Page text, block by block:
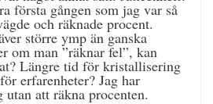
första gången som jag var så
och räknade procent.
större ymp än ganska
om man ”räknar fel”, kan
Längre tid för kristallisering
erfarenheter? Jag har
utan att räkna procenten.